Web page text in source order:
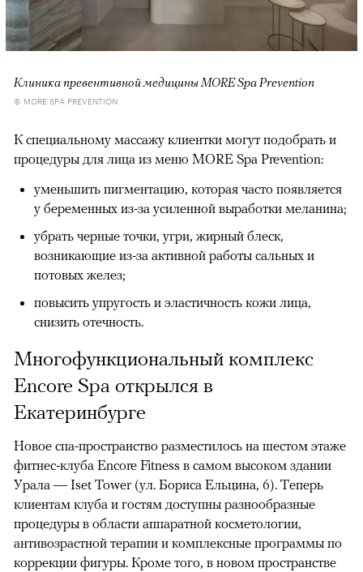
Клиника превентивной медицины MORE Spa Prevention
© MORE SPA PREVENTION
00:00
К специальному массажу клиентки могут подобрать и
процедуры для лица из меню MORE Spa Prevention:
уменьшить пигментацию, которая часто появляется
у беременных из-за усиленной выработки меланина;
убрать черные точки, угри, жирный блеск,
возникающие из-за активной работы сальных и
потовых желез;
повысить упругость и эластичность кожи лица,
снизить отечность.
Многофункциональный комплекс
Encore Spa открылся в
Екатеринбурге
Новое спа-пространство разместилось на шестом этаже
фитнес-клуба Encore Fitness в самом высоком здании
Урала — Iset Tower (ул. Бориса Ельцина, 6). Теперь
клиентам клуба и гостям доступны разнообразные
процедуры в области аппаратной косметологии,
антивозрастной терапии и комплексные программы по
коррекции фигуры. Кроме того, в новом пространстве